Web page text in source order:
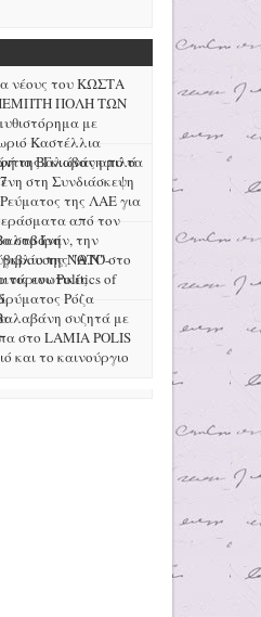
νέους του ΚΩΣΤΑ
ΠΟΛΗ ΤΩΝ
με
Καστέλλια
της Γκιώνας από τα
Βαλαβάνη μιλά
στη Συνδιάσκεψη
της ΛΑΕ για
από τον
στο Ιράν, την
ΝΑΤΟ-
τις ενωτικές
της "Θ.Ν" στο
Politics of
Ρόζα
συζητά με
στο LAMIA POLIS
και το καινούργιο